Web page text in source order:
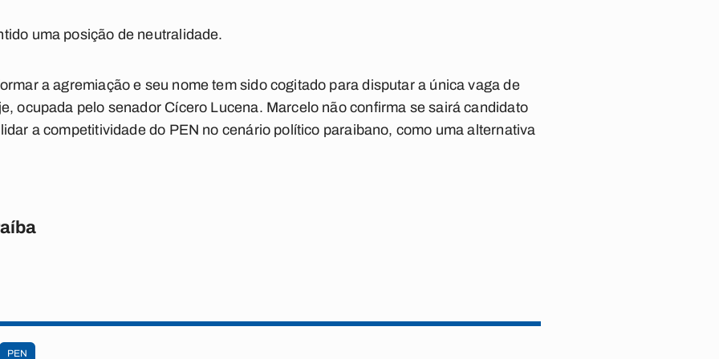
uma posição de neutralidade.
a agremiação e seu nome tem sido cogitado para disputar a única vaga de
ocupada pelo senador Cícero Lucena. Marcelo não confirma se sairá candidato
a competitividade do PEN no cenário político paraibano, como uma alternativa
PEN